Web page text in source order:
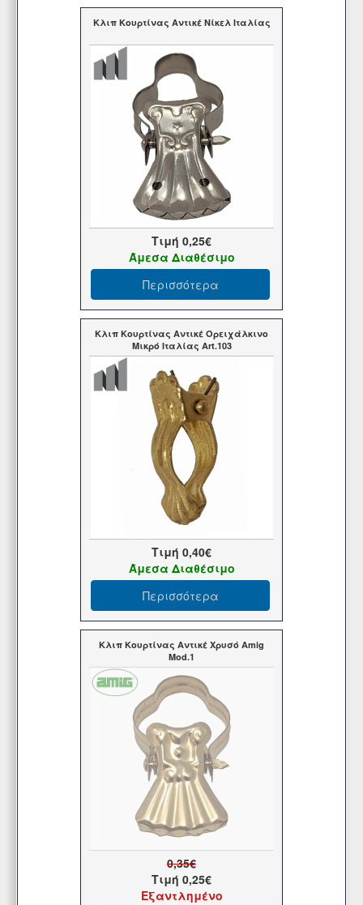
Κλιπ Κουρτίνας Αντικέ Νίκελ Ιταλίας
Τιμή 0,25€
Άμεσα Διαθέσιμο
Περισσότερα
Κλιπ Κουρτίνας Αντικέ Ορειχάλκινο
Μικρό Ιταλίας Art.103
Τιμή 0,40€
Άμεσα Διαθέσιμο
Περισσότερα
Κλιπ Κουρτίνας Αντικέ Χρυσό Amig
Mod.1
0,35€
Τιμή 0,25€
Εξαντλημένο